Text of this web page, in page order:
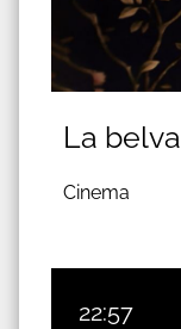
La belva
Cinema
22:57